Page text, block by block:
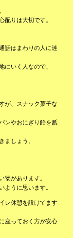
配りは大切です。
話はまわりの人に迷
にいく人なので、
が、スナック菓子な
ンやおにぎり飴を舐
ましょう。
物があります。
ように思います。
レ休憩を設けてます
座っておく方が安心